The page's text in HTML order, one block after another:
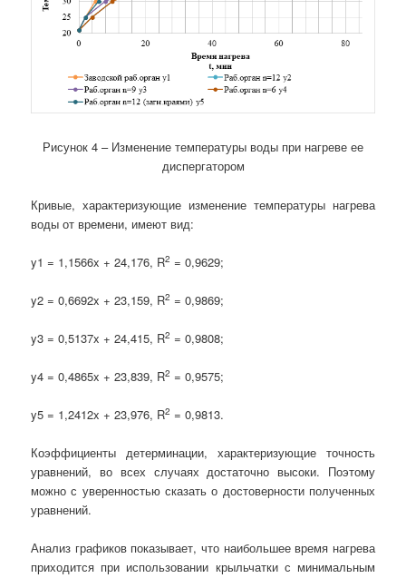
Рисунок 4 – Изменение температуры воды при нагреве ее
диспергатором
Кривые, характеризующие изменение температуры нагрева
воды от времени, имеют вид:
y1 = 1,1566x + 24,176, R2 = 0,9629;
y2 = 0,6692x + 23,159, R2 = 0,9869;
y3 = 0,5137x + 24,415, R2 = 0,9808;
y4 = 0,4865x + 23,839, R2 = 0,9575;
y5 = 1,2412x + 23,976, R2 = 0,9813.
Коэффициенты детерминации, характеризующие точность
уравнений, во всех случаях достаточно высоки. Поэтому
можно с уверенностью сказать о достоверности полученных
уравнений.
Анализ графиков показывает, что наибольшее время нагрева
приходится при использовании крыльчатки с минимальным